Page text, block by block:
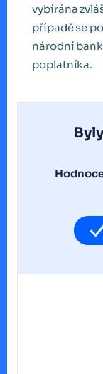
vybírána
případě se
národní
poplatníka.